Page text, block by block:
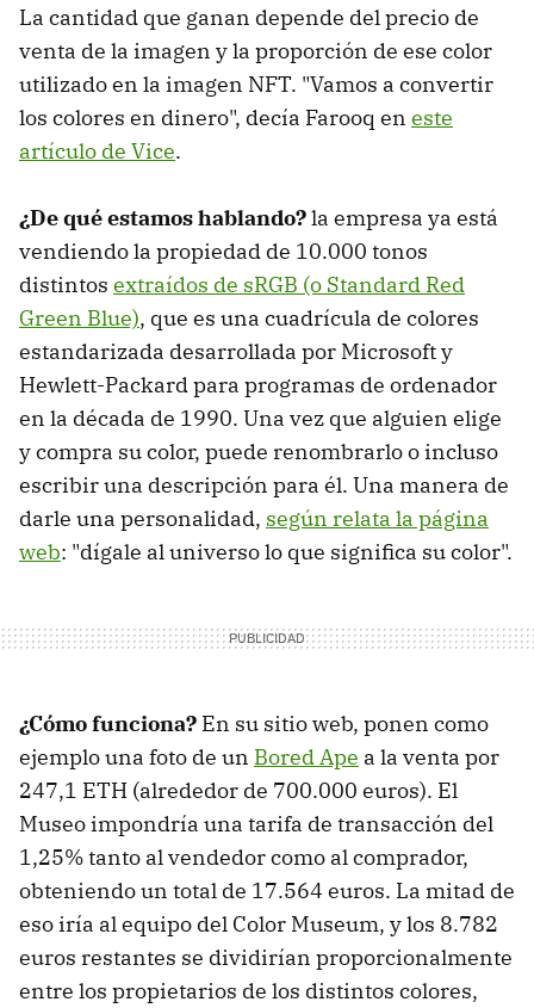
La cantidad que ganan depende del precio de
venta de la imagen y la proporción de ese color
utilizado en la imagen NFT. "Vamos a convertir
los colores en dinero", decía Farooq en este
artículo de Vice.
¿De qué estamos hablando?la empresa ya está
vendiendo la propiedad de 10.000 tonos
distintos extraídos de sRGB (o Standard Red
Green Blue), que es una cuadrícula de colores
estandarizada desarrollada por Microsoft y
Hewlett-Packard para programas de ordenador
en la década de 1990. Una vez que alguien elige
y compra su color, puede renombrarlo o incluso
escribir una descripción para él. Una manera de
darle una personalidad, según relata la página
web: "dígale al universo lo que significa su color".
¿Cómo funciona? En su sitio web, ponen como
ejemplo una foto de un Bored Ape a la venta por
247,1 ETH (alrededor de 700.000 euros). El
Museo impondría una tarifa de transacción del
1,25% tanto al vendedor como al comprador,
obteniendo un total de 17.564 euros. La mitad de
eso iría al equipo del Color Museum, y los 8.782
euros restantes se dividirían proporcionalmente
entre los propietarios de los distintos colores,